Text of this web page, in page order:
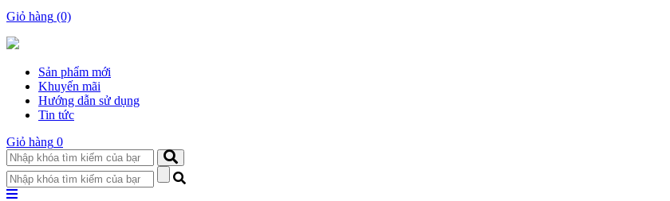
Giỏ hàng (0)
Sản phẩm mới
Khuyến mãi
Hướng dẫn sử dụng
Tin tức
Giỏ hàng 0